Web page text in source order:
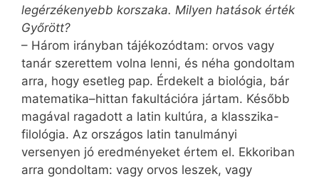
legérzékenyebb korszaka. Milyen hatások érték
Győrött?
– Három irányban tájékozódtam: orvos vagy
tanár szerettem volna lenni, és néha gondoltam
arra, hogy esetleg pap. Érdekelt a biológia, bár
matematika–hittan fakultációra jártam. Később
magával ragadott a latin kultúra, a klasszika-
filológia. Az országos latin tanulmányi
versenyen jó eredményeket értem el. Ekkoriban
arra gondoltam: vagy orvos leszek, vagy